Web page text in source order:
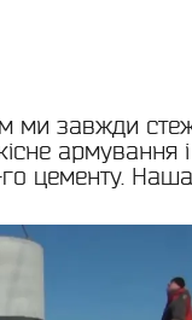
ми завжди
армування і
цементу.